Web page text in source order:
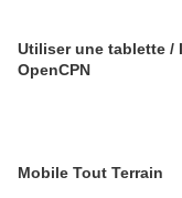
Utiliser une tablette /
OpenCPN
Mobile Tout Terrain